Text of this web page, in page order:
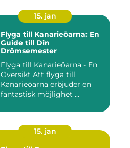
15. jan
Flyga till Kanarieöarna: En
Guide till Din
Drömsemester
Flyga till Kanarieöarna - En
Översikt Att flyga till
Kanarieöarna erbjuder en
fantastisk möjlighet ...
15. jan